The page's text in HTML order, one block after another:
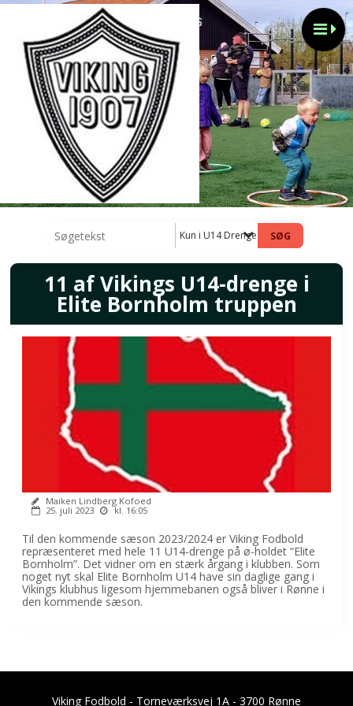
Kun i U14 Drenge nyheder
11 af Vikings U14-drenge i
Elite Bornholm truppen
Maiken Lindberg Kofoed
25. juli 2023
kl. 16:05
Til den kommende sæson 2023/2024 er Viking Fodbold
repræsenteret med hele 11 U14-drenge på ø-holdet “Elite
Bornholm”. Det vidner om en stærk årgang i klubben. Som
noget nyt skal Elite Bornholm U14 have sin daglige gang i
Vikings klubhus ligesom hjemmebanen også bliver i Rønne i
den kommende sæson.
Viking Fodbold - Torneværksvej 1A - 3700 Rønne